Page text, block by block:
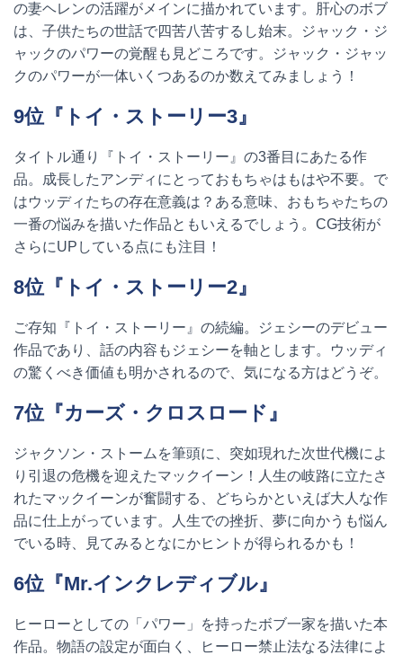
の妻ヘレンの活躍がメインに描かれています。肝心のボブ
は、子供たちの世話で四苦八苦するし始末。ジャック・ジ
ャックのパワーの覚醒も見どころです。ジャック・ジャッ
クのパワーが一体いくつあるのか数えてみましょう！
9位『トイ・ストーリー3』
タイトル通り『トイ・ストーリー』の3番目にあたる作
品。成長したアンディにとっておもちゃはもはや不要。で
はウッディたちの存在意義は？ある意味、おもちゃたちの
一番の悩みを描いた作品ともいえるでしょう。 CG技術が
さらにUP している点にも注目！
8位『トイ・ストーリー2』
ご存知『トイ・ストーリー』の続編。ジェシーのデビュー
作品であり、話の内容もジェシーを軸とします。ウッディ
の驚くべき価値も明かされるので、気になる方はどうぞ。
7位『カーズ・クロスロード』
ジャクソン・ストームを筆頭に、突如現れた次世代機によ
り引退の危機を迎えたマックイーン！人生の岐路に立たさ
れたマックイーンが奮闘する、どちらかといえば大人な作
品に仕上がっています。人生での挫折、夢に向かうも悩ん
でいる時、見てみるとなにかヒントが得られるかも！
6位『Mr.インクレディブル』
ヒーローとしての「パワー」を持ったボブ一家を描いた本
作品。物語の設定が面白く、ヒーロー禁止法なる法律によ